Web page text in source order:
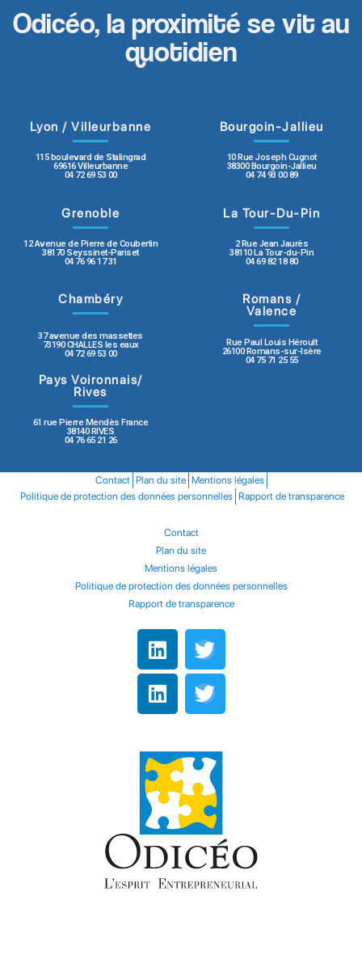
Odicéo, la proximité se vit au
quotidien
Lyon / Villeurbanne
115 boulevard de Stalingrad
69616 Villeurbanne
04 72 69 53 00
Bourgoin-Jallieu
10 Rue Joseph Cugnot
38300 Bourgoin-Jallieu
04 74 93 00 89
Grenoble
12 Avenue de Pierre de Coubertin
38170 Seyssinet-Pariset
04 76 96 17 31
La Tour-Du-Pin
2 Rue Jean Jaurès
38110 La Tour-du-Pin
04 69 82 18 80
Chambéry
37 avenue des massettes
73190 CHALLES les eaux
04 72 69 53 00
Romans /
Valence
Rue Paul Louis Héroult
26100 Romans-sur-Isère
04 75 71 25 55
Pays Voironnais/
Rives
61 rue Pierre Mendès France
38140 RIVES
04 76 65 21 26
Contact Plan du site Mentions légales
Politique de protection des données personnelles Rapport de transparence
Contact
Plan du site
Mentions légales
Politique de protection des données personnelles
Rapport de transparence